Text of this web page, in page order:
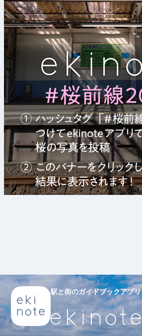
駅と街のガイドブックアプリ